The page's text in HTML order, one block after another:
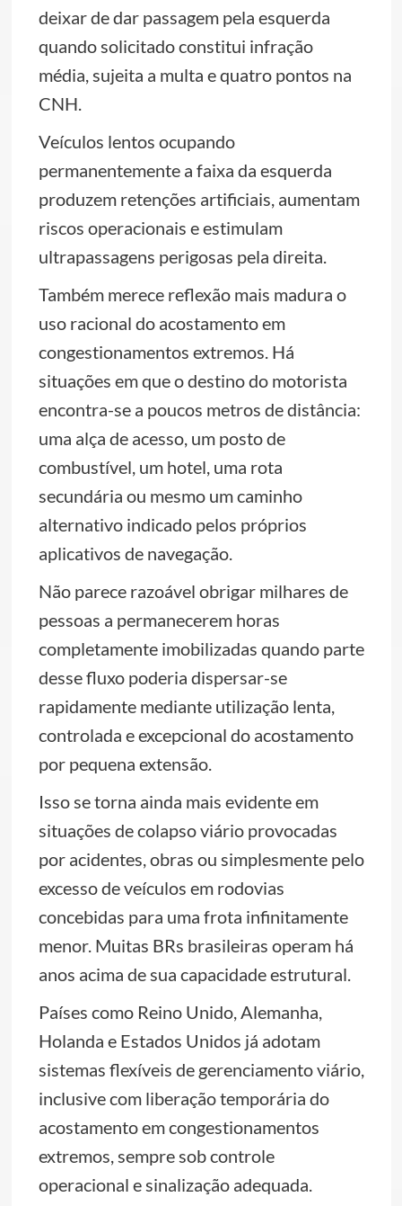
deixar de dar passagem pela esquerda
quando solicitado constitui infração
média, sujeita a multa e quatro pontos na
CNH.
Veículos lentos ocupando
permanentemente a faixa da esquerda
produzem retenções artificiais, aumentam
riscos operacionais e estimulam
ultrapassagens perigosas pela direita.
Também merece reflexão mais madura o
uso racional do acostamento em
congestionamentos extremos. Há
situações em que o destino do motorista
encontra-se a poucos metros de distância:
uma alça de acesso, um posto de
combustível, um hotel, uma rota
secundária ou mesmo um caminho
alternativo indicado pelos próprios
aplicativos de navegação.
Não parece razoável obrigar milhares de
pessoas a permanecerem horas
completamente imobilizadas quando parte
desse fluxo poderia dispersar-se
rapidamente mediante utilização lenta,
controlada e excepcional do acostamento
por pequena extensão.
Isso se torna ainda mais evidente em
situações de colapso viário provocadas
por acidentes, obras ou simplesmente pelo
excesso de veículos em rodovias
concebidas para uma frota infinitamente
menor. Muitas BRs brasileiras operam há
anos acima de sua capacidade estrutural.
Países como Reino Unido, Alemanha,
Holanda e Estados Unidos já adotam
sistemas flexíveis de gerenciamento viário,
inclusive com liberação temporária do
acostamento em congestionamentos
extremos, sempre sob controle
operacional e sinalização adequada.